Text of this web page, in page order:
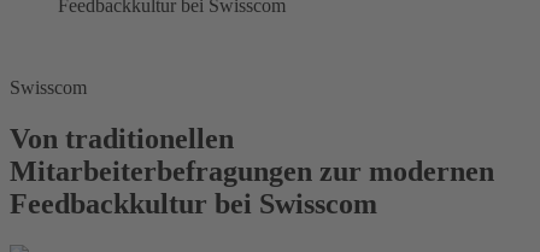
Feedbackkultur bei Swisscom
Swisscom
Von traditionellen
Mitarbeiterbefragungen zur modernen
Feedbackkultur bei Swisscom